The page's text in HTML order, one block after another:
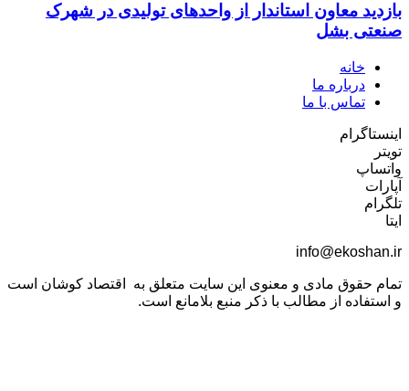
بازدید معاون استاندار از واحدهای تولیدی در شهرک
صنعتی بشل
خانه
درباره ما
تماس با ما
اینستاگرام
تویتر
واتساپ
آپارات
تلگرام
ایتا
info@ekoshan.ir
تمام حقوق مادی و معنوی این سایت متعلق به اقتصاد کوشان است
و استفاده از مطالب با ذکر منبع بلامانع است.